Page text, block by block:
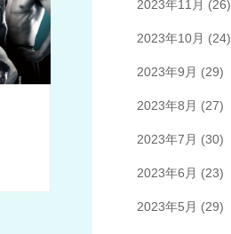
2023年11月 (26)
2023年10月 (24)
2023年9月 (29)
2023年8月 (27)
2023年7月 (30)
2023年6月 (23)
2023年5月 (29)